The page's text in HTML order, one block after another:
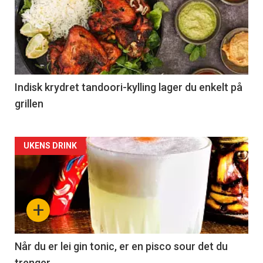
Indisk krydret tandoori-kylling lager du enkelt på
grillen
Forsiden
akkurat
nå
-
2
+
UKENS DRINK
Når du er lei gin tonic, er en pisco sour det du